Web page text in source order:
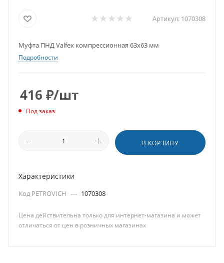
Артикул: 1070308
Муфта ПНД Valfex компрессионная 63х63 мм
Подробности
416 ₽/шт
Под заказ
В КОРЗИНУ
Характеристики
Код PETROVICH — 1070308
Цена действительна только для интернет-магазина и может
отличаться от цен в розничных магазинах